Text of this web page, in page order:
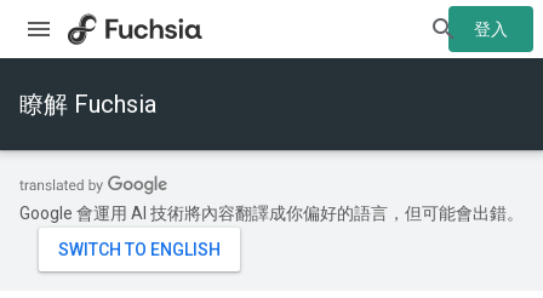
登入
瞭解 Fuchsia
Google 會運用 AI 技術將內容翻譯成你偏好的語言，但可能會出錯。